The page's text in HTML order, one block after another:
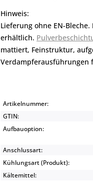
Hinweis:
Lieferung ohne EN-
erhältlich.
mattiert, Feinstruktur,
Verdampferausführungen
Artikelnummer:
GTIN:
Aufbauoption:
Anschlussart:
Kühlungsart (Produkt):
Kältemittel: